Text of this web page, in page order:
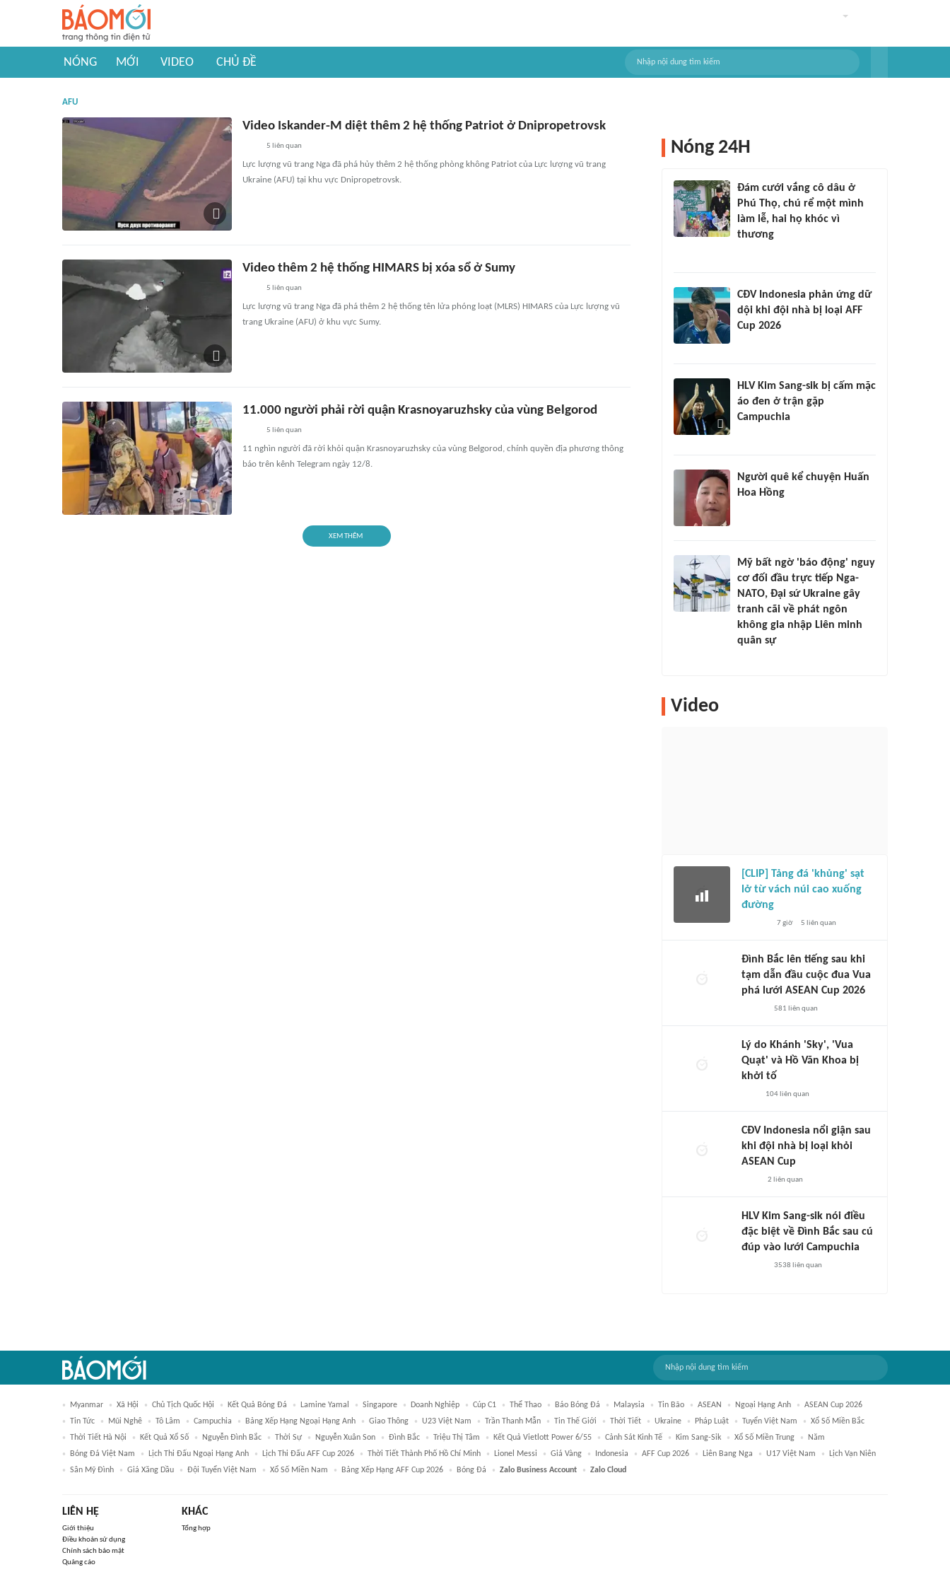
NÓNG MỚI VIDEO CHỦ ĐỀ
AFU
Video Iskander-M diệt thêm 2 hệ thống Patriot ở Dnipropetrovsk
5 liên quan
Lực lượng vũ trang Nga đã phá hủy thêm 2 hệ thống phòng không Patriot của Lực lượng vũ trang
Ukraine (AFU) tại khu vực Dnipropetrovsk.
Video thêm 2 hệ thống HIMARS bị xóa sổ ở Sumy
5 liên quan
Lực lượng vũ trang Nga đã phá thêm 2 hệ thống tên lửa phóng loạt (MLRS) HIMARS của Lực lượng vũ
trang Ukraine (AFU) ở khu vực Sumy.
11.000 người phải rời quận Krasnoyaruzhsky của vùng Belgorod
5 liên quan
11 nghìn người đã rời khỏi quận Krasnoyaruzhsky của vùng Belgorod, chính quyền địa phương thông
báo trên kênh Telegram ngày 12/8.
XEM THÊM
Nóng 24H
Đám cưới vắng cô dâu ở
Phú Thọ, chú rể một mình
làm lễ, hai họ khóc vì
thương
CĐV Indonesia phản ứng dữ
dội khi đội nhà bị loại AFF
Cup 2026
HLV Kim Sang-sik bị cấm mặc
áo đen ở trận gặp
Campuchia
Người quê kể chuyện Huấn
Hoa Hồng
Mỹ bất ngờ 'báo động' nguy
cơ đối đầu trực tiếp Nga-
NATO, Đại sứ Ukraine gây
tranh cãi về phát ngôn
không gia nhập Liên minh
quân sự
Video
[CLIP] Tảng đá 'khủng' sạt
lở từ vách núi cao xuống
đường
7 giờ 5 liên quan
Đình Bắc lên tiếng sau khi
tạm dẫn đầu cuộc đua Vua
phá lưới ASEAN Cup 2026
581 liên quan
Lý do Khánh 'Sky', 'Vua
Quạt' và Hồ Văn Khoa bị
khởi tố
104liên quan
CĐV Indonesia nổi giận sau
khi đội nhà bị loại khỏi
ASEAN Cup
2 liên quan
HLV Kim Sang-sik nói điều
đặc biệt về Đình Bắc sau cú
đúp vào lưới Campuchia
3538 liên quan
Myanmar Xã Hội Chủ Tịch Quốc Hội Kết Quả Bóng Đá Lamine Yamal Singapore Doanh Nghiệp Cúp C1 Thể Thao Báo Bóng Đá Malaysia Tin Bão ASEAN Ngoại Hạng Anh
ASEAN Cup 2026
Tin Tức
Mũi Nghê Tô Lâm Campuchia Bảng Xếp Hạng Ngoại Hạng Anh Giao Thông U23 Việt Nam Trần Thanh Mẫn Tin Thế Giới Thời Tiết Ukraine Pháp Luật Tuyển Việt Nam
Xổ Số Miền Bắc
Thời Tiết Hà Nội
Kết Quả Xổ Số Nguyễn Đình Bắc Thời Sự Nguyễn Xuân Son Đình Bắc Triệu Thị Tâm Kết Quả Vietlott Power 6/55 Cảnh Sát Kinh Tế Kim Sang-Sik Xổ Số Miền Trung
Năm
Bóng Đá Việt Nam
Lịch Thi Đấu Ngoại Hạng Anh Lịch Thi Đấu AFF Cup 2026 Thời Tiết Thành Phố Hồ Chí Minh Lionel Messi Giá Vàng Indonesia AFF Cup 2026 Liên Bang Nga U17 Việt Nam
Lịch Vạn Niên
Sân Mỹ Đình
Giá Xăng Dầu Đội Tuyển Việt Nam Xổ Số Miền Nam Bảng Xếp Hạng AFF Cup 2026 Bóng Đá Zalo Business Account Zalo Cloud
LIÊN HỆ
Giới thiệu
Điều khoản sử dụng
Chính sách bảo mật
Quảng cáo
KHÁC
Tổng hợp